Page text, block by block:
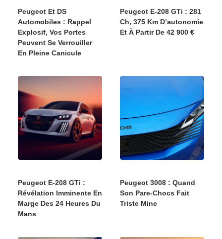
Peugeot Et DS
Automobiles : Rappel
Explosif, Vos Portes
Peuvent Se Verrouiller
En Pleine Canicule
Peugeot E-208 GTi : 281
Ch, 375 Km D’autonomie
Et À Partir De 42 900 €
Peugeot E-208 GTi :
Révélation Imminente En
Marge Des 24 Heures Du
Mans
Peugeot 3008 : Quand
Son Pare-Chocs Fait
Triste Mine